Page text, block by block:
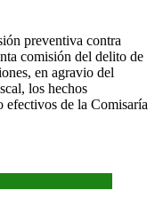
preventiva contra
comisión del delito de
en agravio del
los hechos
de la Comisaría